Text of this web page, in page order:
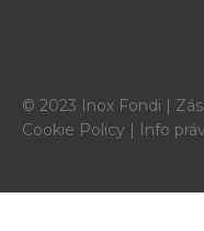
© 2023 Inox Fondi |
Cookie Policy | Info